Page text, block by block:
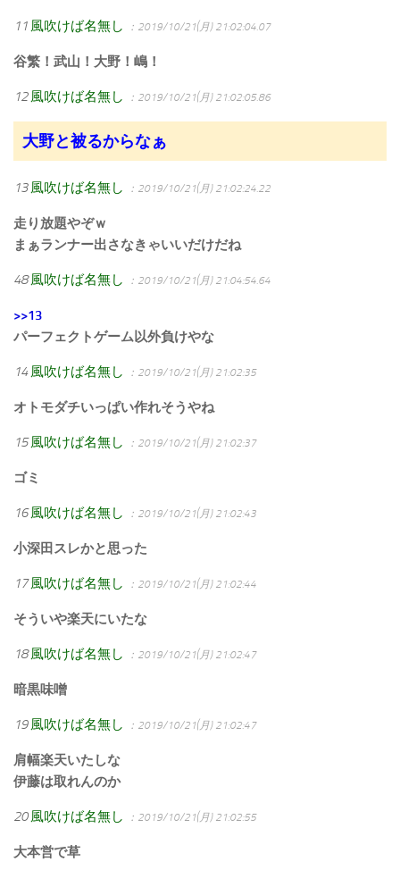
11 風吹けば名無し ：2019/10/21(月) 21:02:04.07
谷繁！武山！大野！嶋！
12 風吹けば名無し ：2019/10/21(月) 21:02:05.86
大野と被るからなぁ
13 風吹けば名無し ：2019/10/21(月) 21:02:24.22
走り放題やぞｗ
まぁランナー出さなきゃいいだけだね
48 風吹けば名無し ：2019/10/21(月) 21:04:54.64
>>13
パーフェクトゲーム以外負けやな
14 風吹けば名無し ：2019/10/21(月) 21:02:35
オトモダチいっぱい作れそうやね
15 風吹けば名無し ：2019/10/21(月) 21:02:37
ゴミ
16 風吹けば名無し ：2019/10/21(月) 21:02:43
小深田スレかと思った
17 風吹けば名無し ：2019/10/21(月) 21:02:44
そういや楽天にいたな
18 風吹けば名無し ：2019/10/21(月) 21:02:47
暗黒味噌
19 風吹けば名無し ：2019/10/21(月) 21:02:47
肩幅楽天いたしな
伊藤は取れんのか
20 風吹けば名無し ：2019/10/21(月) 21:02:55
大本営で草